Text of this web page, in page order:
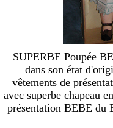
SUPERBE Poupée
dans son état
vêtements de
avec superbe chapeau
présentation BEBE du